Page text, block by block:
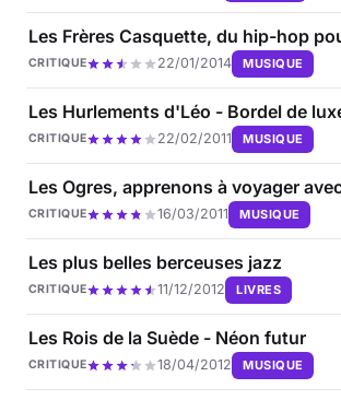
Les Frères Casquette, du hip-hop
CRITIQUE 22/01/2014 MUSIQUE
Les Hurlements d'Léo - Bordel de
CRITIQUE 22/02/2011 MUSIQUE
Les Ogres, apprenons à voyager
CRITIQUE 16/03/2011 MUSIQUE
Les plus belles berceuses jazz
CRITIQUE 11/12/2012 LIVRES
Les Rois de la Suède - Néon futur
CRITIQUE 18/04/2012 MUSIQUE